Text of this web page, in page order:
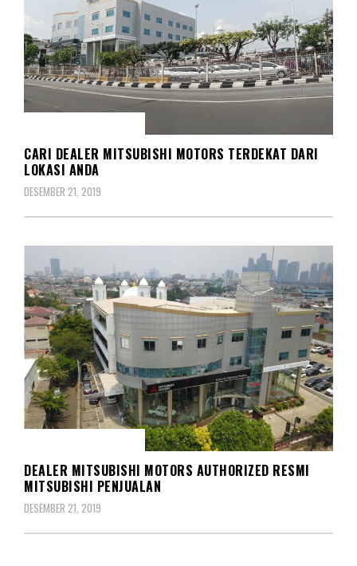
CARI DEALER MITSUBISHI MOTORS TERDEKAT DARI
LOKASI ANDA
DESEMBER 21, 2019
DEALER MITSUBISHI MOTORS AUTHORIZED RESMI
MITSUBISHI PENJUALAN
DESEMBER 21, 2019